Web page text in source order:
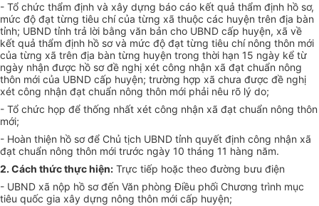
- Tổ chức thẩm định và xây dựng báo cáo kết quả thẩm định hồ sơ,
mức độ đạt từng tiêu chí của từng xã thuộc các huyện trên địa bàn
tỉnh; UBND tỉnh trả lời bằng văn bản cho UBND cấp huyện, xã về
kết quả thẩm định hồ sơ và mức độ đạt từng tiêu chí nông thôn mới
của từng xã trên địa bàn từng huyện trong thời hạn 15 ngày kể từ
ngày nhận được hồ sơ đề nghị xét công nhận xã đạt chuẩn nông
thôn mới của UBND cấp huyện; trường hợp xã chưa được đề nghị
xét công nhận đạt chuẩn nông thôn mới phải nêu rõ lý do;
- Tổ chức họp để thống nhất xét công nhận xã đạt chuẩn nông thôn
mới;
- Hoàn thiện hồ sơ để Chủ tịch UBND tỉnh quyết định công nhận xã
đạt chuẩn nông thôn mới trước ngày 10 tháng 11 hàng năm.
2. Cách thức thực hiện: Trực tiếp hoặc theo đường bưu điện
- UBND xã nộp hồ sơ đến Văn phòng Điều phối Chương trình mục
tiêu quốc gia xây dựng nông thôn mới cấp huyện;